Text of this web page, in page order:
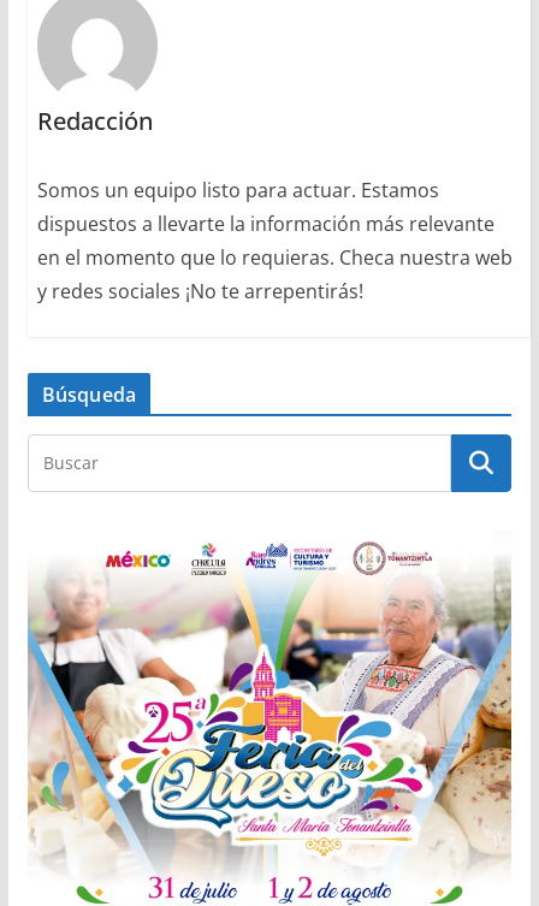
Redacción
Somos un equipo listo para actuar. Estamos
dispuestos a llevarte la información más relevante
en el momento que lo requieras. Checa nuestra web
y redes sociales ¡No te arrepentirás!
Búsqueda